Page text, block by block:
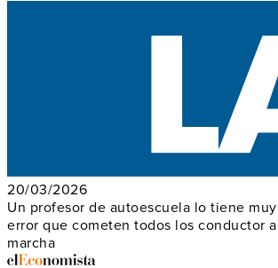
20/03/2026
Un profesor de autoescuela lo tiene
error que cometen todos los conductor
marcha